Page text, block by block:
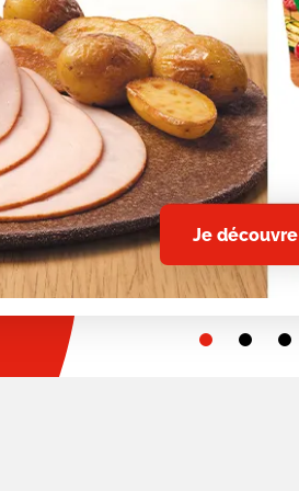
Je découvre